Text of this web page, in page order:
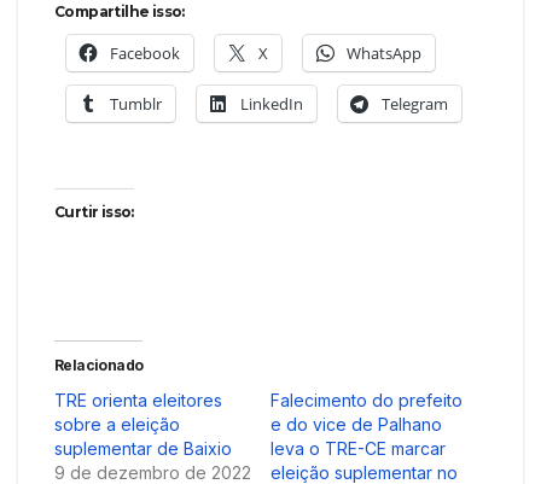
Compartilhe isso:
Facebook X WhatsApp
Tumblr LinkedIn Telegram
Curtir isso:
Relacionado
TRE orienta eleitores
sobre a eleição
suplementar de Baixio
9 de dezembro de 2022
Falecimento do prefeito
e do vice de Palhano
leva o TRE-CE marcar
eleição suplementar no